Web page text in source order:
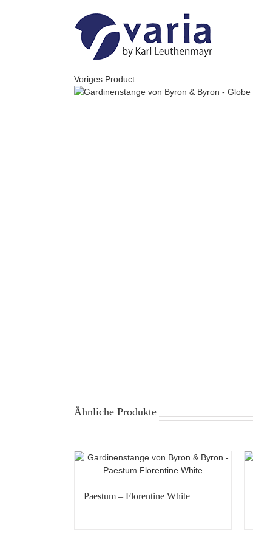
Voriges Product
Ähnliche Produkte
Paestum – Florentine White